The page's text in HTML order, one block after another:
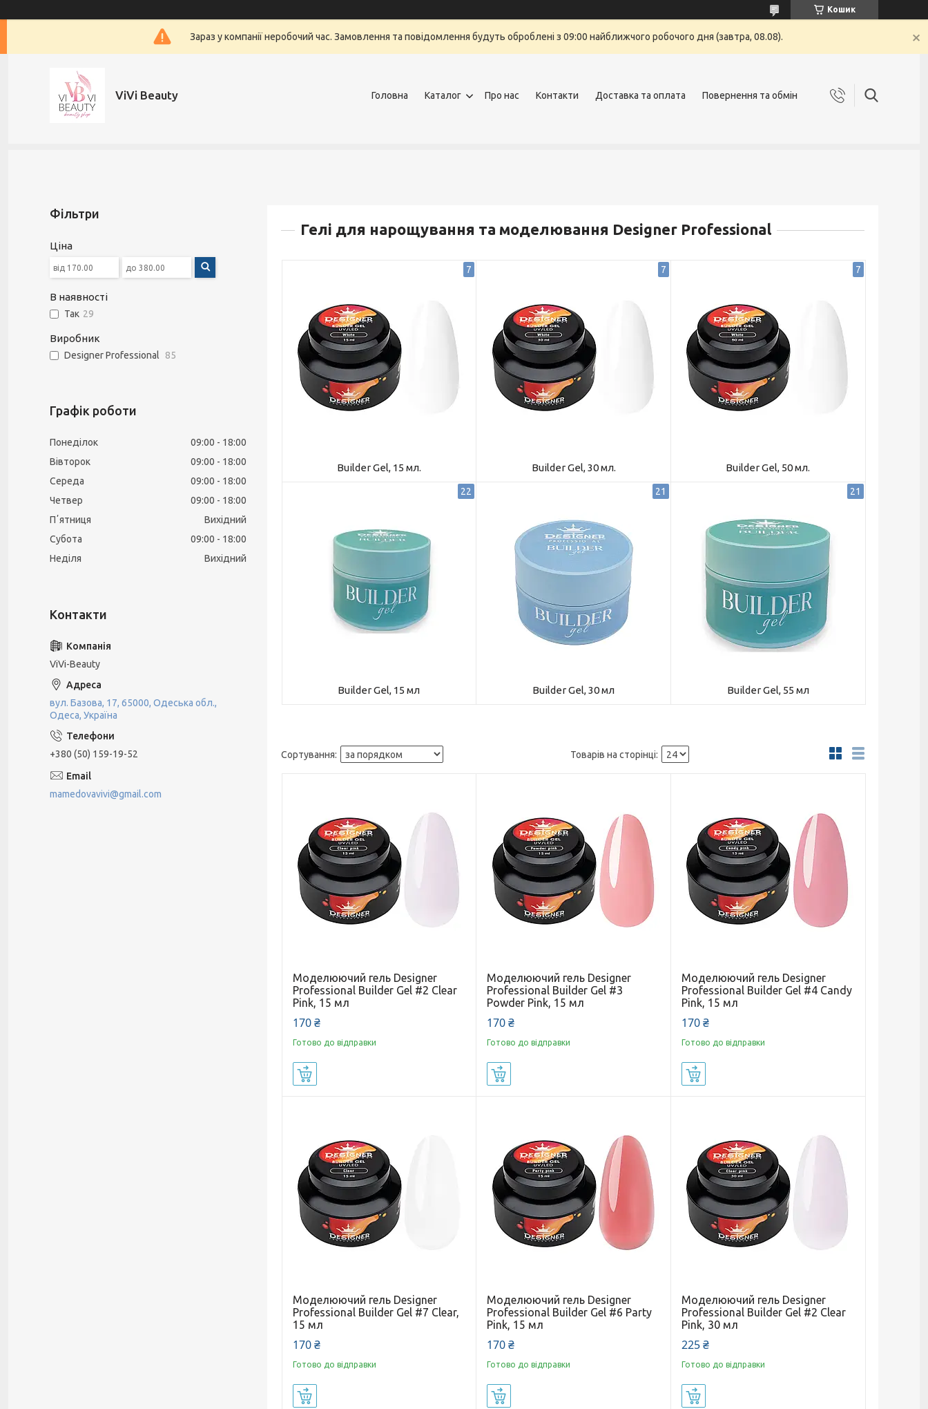
Кошик
Зараз у компанії неробочий час. Замовлення та повідомлення будуть оброблені з 09:00 найближчого робочого дня (завтра, 08.08).
ViVi Beauty Головна Каталог Про нас Контакти Доставка та оплата Повернення та обмін
Гелі для нарощування та моделювання Designer Professional
7
Builder Gel, 15 мл.
7
Builder Gel, 30 мл.
7
Builder Gel, 50 мл.
22
Builder Gel, 15 мл
21
Builder Gel, 30 мл
21
Builder Gel, 55 мл
Моделюючий гель Designer
Professional Builder Gel #2 Clear
Pink, 15 мл
170 ₴
Готово до відправки
Моделюючий гель Designer
Professional Builder Gel #3
Powder Pink, 15 мл
170 ₴
Готово до відправки
Моделюючий гель Designer
Professional Builder Gel #4 Candy
Pink, 15 мл
170 ₴
Готово до відправки
Моделюючий гель Designer
Professional Builder Gel #7 Clear,
15 мл
170 ₴
Готово до відправки
Моделюючий гель Designer
Professional Builder Gel #6 Party
Pink, 15 мл
170 ₴
Готово до відправки
Моделюючий гель Designer
Professional Builder Gel #2 Clear
Pink, 30 мл
225 ₴
Готово до відправки
Фільтри
Ціна
В наявності
Так 29
Виробник
Designer Professional 85
Графік роботи
Понеділок 09:00
18:00
Вівторок
09:00
18:00
Середа
09:00
18:00
Четвер
09:00
18:00
Пʼятниця
Вихідний
Субота
09:00
18:00
Неділя
Вихідний
ViVi-Beauty
вул. Базова, 17, 65000, Одеська обл.,
Одеса, Україна
+380 (50) 159-19-52
mamedovavivi@gmail.com